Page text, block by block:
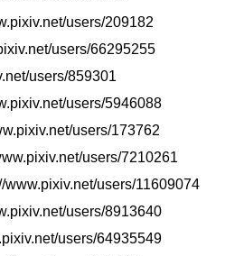
users/209182
users/66295255
users/859301
users/5946088
users/173762
users/7210261
users/11609074
users/8913640
users/64935549